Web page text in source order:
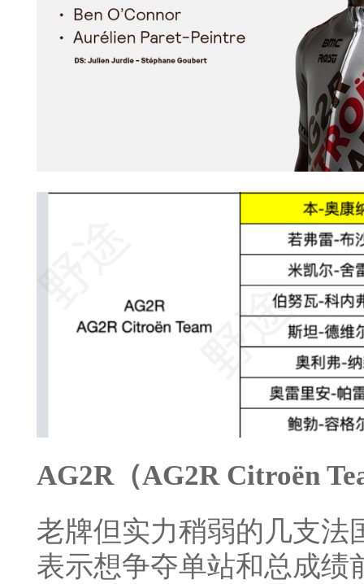
AG2R（AG2R Citroën
老牌但实力稍弱的几支法
表示想争夺单站和总成绩